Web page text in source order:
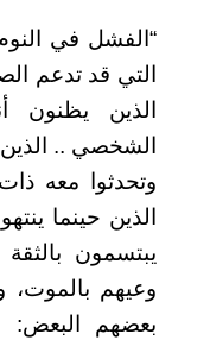
“الفشل في
التي قد تدعم
الذين يظنون
الشخصي .. الذين
وتحدثوا معه
الذين حينما
يبتسمون
وعيهم بالموت،
بعضهم